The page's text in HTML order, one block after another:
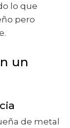
lo que
pero
un
de metal